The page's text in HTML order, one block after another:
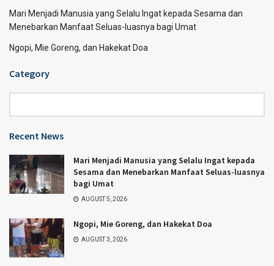
Mari Menjadi Manusia yang Selalu Ingat kepada Sesama dan
Menebarkan Manfaat Seluas-luasnya bagi Umat
Ngopi, Mie Goreng, dan Hakekat Doa
Category
Recent News
Mari Menjadi Manusia yang Selalu Ingat kepada
Sesama dan Menebarkan Manfaat Seluas-luasnya
bagi Umat
AUGUST 5, 2026
Ngopi, Mie Goreng, dan Hakekat Doa
AUGUST 3, 2026